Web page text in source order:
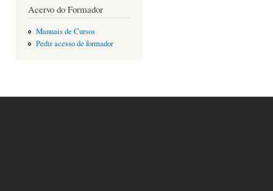
Acervo do Formador
Manuais de Cursos
Pedir acesso de formador